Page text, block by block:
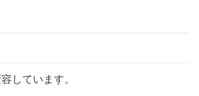
しています。